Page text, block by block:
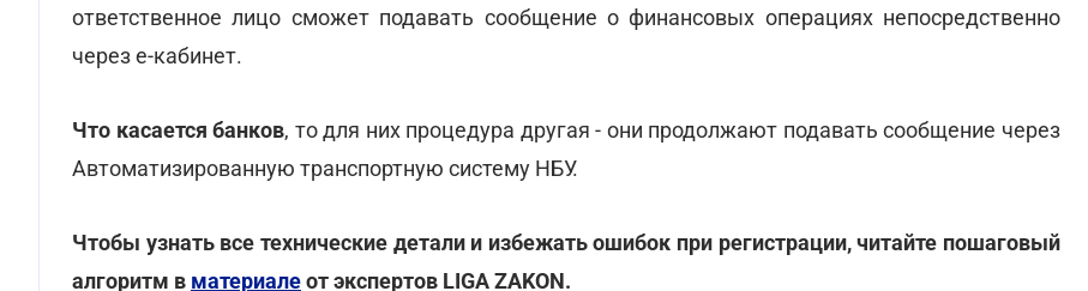
ответственное лицо сможет подавать сообщение о финансовых операциях непосредственно
через е-кабинет.
Что касается банков, то для них процедура другая - они продолжают подавать сообщение через
Автоматизированную транспортную систему НБУ.
Чтобы узнать все технические детали и избежать ошибок при регистрации, читайте пошаговый
алгоритм в материалеот экспертов LIGA ZAKON.